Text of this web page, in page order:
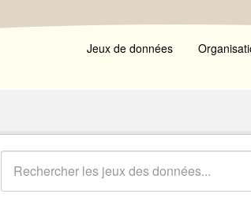
Jeux de données